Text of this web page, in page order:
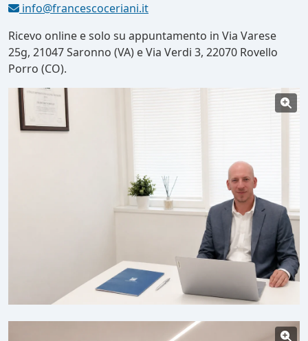
info@francescoceriani.it
Ricevo online e solo su appuntamento in Via Varese
25g, 21047 Saronno (VA) e Via Verdi 3, 22070 Rovello
Porro (CO).